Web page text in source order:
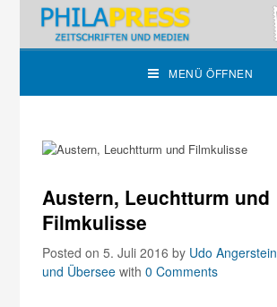
MENÜ ÖFFNEN
Austern, Leuchtturm und
Filmkulisse
Posted on 5. Juli 2016by Udo Angerstein
und Übersee with0 Comments